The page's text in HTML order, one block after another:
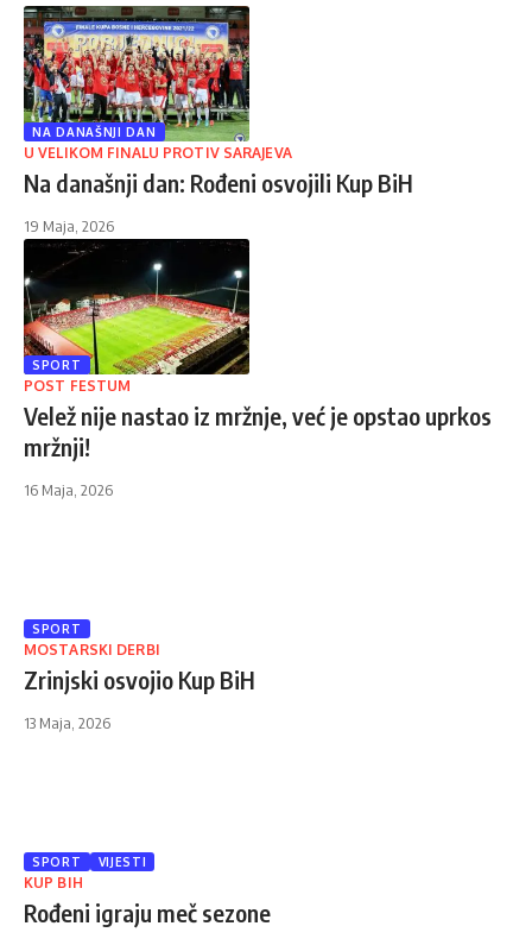
NA DANAŠNJI DAN
U VELIKOM FINALU PROTIV SARAJEVA
Na današnji dan: Rođeni osvojili Kup BiH
19 Maja, 2026
SPORT
POST FESTUM
Velež nije nastao iz mržnje, već je opstao uprkos
mržnji!
16 Maja, 2026
SPORT
MOSTARSKI DERBI
Zrinjski osvojio Kup BiH
13 Maja, 2026
SPORT VIJESTI
KUP BIH
Rođeni igraju meč sezone